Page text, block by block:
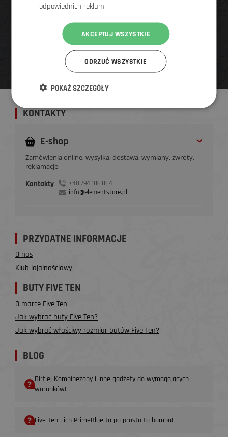
KONTAKTY
E-shop
Zamówienia online, wysyłka, dostawa, wymiany, zwroty,
reklamacje
Kontakty
+48 794 186 804
info@elementstore.pl
PRZYDATNE INFORMACJE
O nas
Klub lojalnościowy
BUTY FIVE TEN
O marce Five Ten
Jak wybrać buty Five Ten?
Jak wybrać właściwy rozmiar butów Five Ten?
BLOG
Dirtlej Kombinezony i inne gadżety do wymagających
warunków!
Five Ten i ich PrimeBlue to po prostu to bomba!
odpowiednich reklam.
AKCEPTUJ WSZYSTKIE
ODRZUĆ WSZYSTKIE
POKAŻ SZCZEGÓŁY